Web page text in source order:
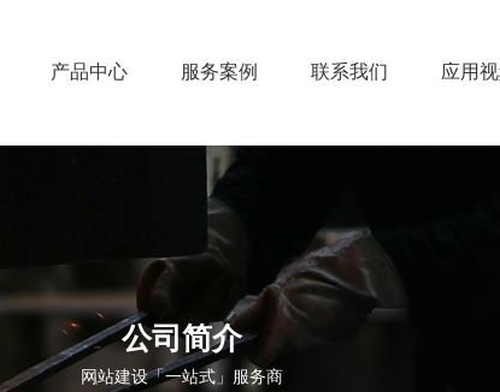
产品中心 服务案例 联系我们 应用
公司简介
网站建设「一站式」服务商